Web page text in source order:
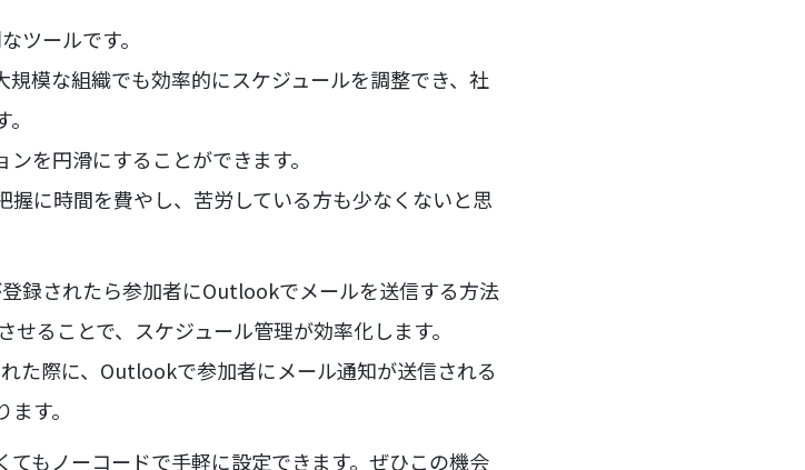
ツールです。
模な組織でも効率的にスケジュールを調整でき、社
を円滑にすることができます。
に時間を費やし、苦労している方も少なくないと思
録されたら参加者にOutlookでメールを送信する方法
ることで、スケジュール管理が効率化します。
た際に、Outlookで参加者にメール通知が送信される
す。
もノーコードで手軽に設定できます。ぜひこの機会